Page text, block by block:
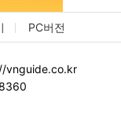
PC버전
vnguide.co.kr